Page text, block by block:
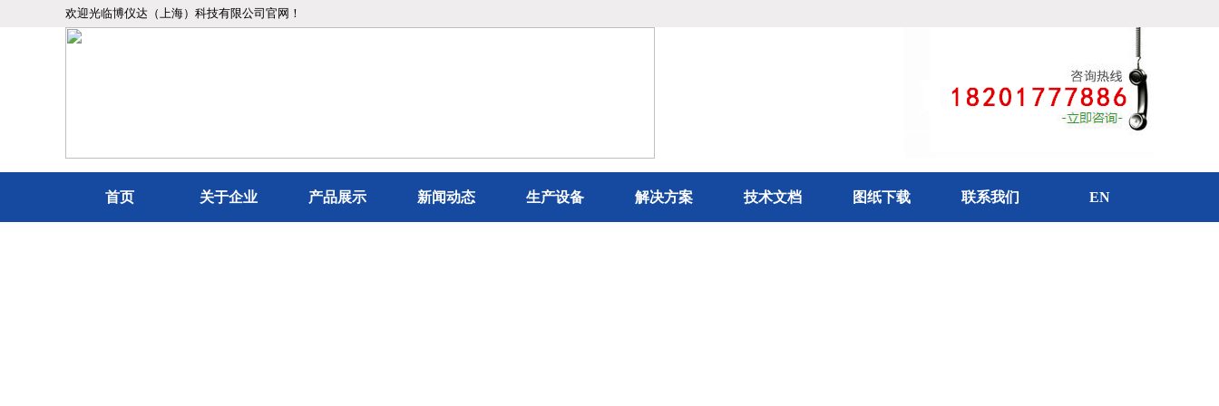
欢迎光临博仪达（上海）科技有限公司官网！
首页 关于企业 产品展示 新闻动态 生产设备 解决方案 技术文档 图纸下载 联系我们 EN